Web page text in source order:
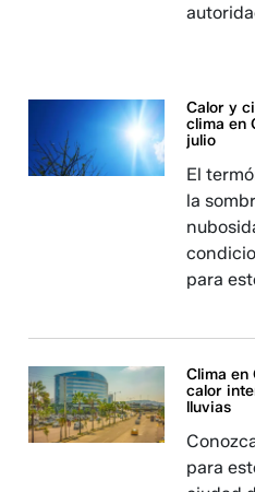
Calor y
clima en
julio
El
la
para
Clima en
calor
lluvias
para